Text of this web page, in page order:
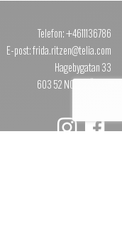
Telefon: +4611136786
E-post: frida.ritzen@telia.com
Hagebygatan 33
603 52 NORRKÖPING